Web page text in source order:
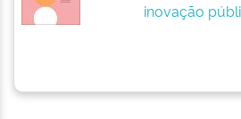
inovação